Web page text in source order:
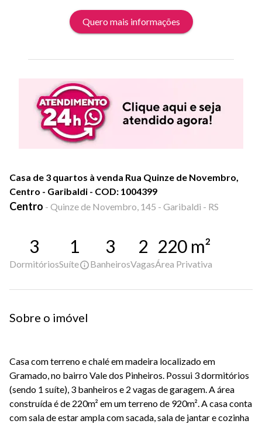
Quero mais informações
Casa de 3 quartos à venda Rua Quinze de Novembro,
Centro - Garibaldi - COD: 1004399
Centro - Quinze de Novembro, 145 - Garibaldi - RS
3
Dormitórios
1
Suíte
3
Banheiros
2
Vagas
220 m²
Área Privativa
Sobre o imóvel
Casa com terreno e chalé em madeira localizado em
Gramado, no bairro Vale dos Pinheiros. Possui 3 dormitórios
(sendo 1 suíte), 3 banheiros e 2 vagas de garagem. A área
construída é de 220m² em um terreno de 920m². A casa conta
com sala de estar ampla com sacada, sala de jantar e cozinha